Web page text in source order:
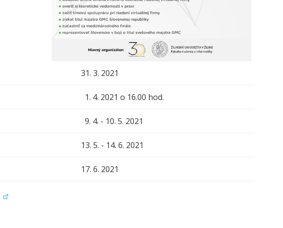
31. 3. 2021
1. 4. 2021 o 16.00 hod.
9. 4. - 10. 5. 2021
13. 5. - 14. 6. 2021
17. 6. 2021